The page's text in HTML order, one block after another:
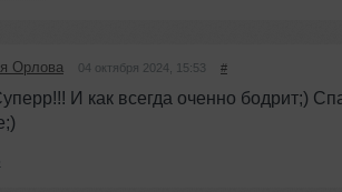
Орлова 04 октября 2024, 15:53 #
И как всегда оченно бодрит;)